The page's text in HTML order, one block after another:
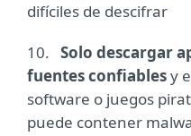
difíciles de descifrar
10. Solo descargar
fuentes confiablesy
software o juegos
puede contener